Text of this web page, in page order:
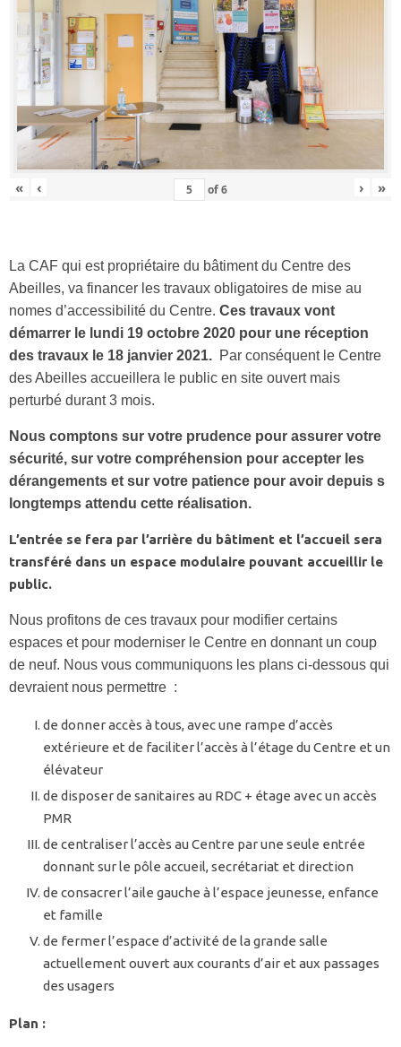
« ‹ of6 › »
La CAF qui est propriétaire du bâtiment du Centre des
Abeilles, va financer les travaux obligatoires de mise au
nomes d’accessibilité du Centre. Ces travaux vont
démarrer le lundi 19 octobre 2020 pour une réception
des travaux le 18 janvier 2021. Par conséquent le Centre
des Abeilles accueillera le public en site ouvert mais
perturbé durant 3 mois.
Nous comptons sur votre prudence pour assurer votre
sécurité, sur votre compréhension pour accepter les
dérangements et sur votre patience pour avoir depuis s
longtemps attendu cette réalisation.
L’entrée se fera par l’arrière du bâtiment et l’accueil sera
transféré dans un espace modulaire pouvant accueillir le
public.
Nous profitons de ces travaux pour modifier certains
espaces et pour moderniser le Centre en donnant un coup
de neuf. Nous vous communiquons les plans ci-dessous qui
devraient nous permettre :
de donner accès à tous, avec une rampe d’accès
extérieure et de faciliter l’accès à l’étage du Centre et un
élévateur
de disposer de sanitaires au RDC + étage avec un accès
PMR
de centraliser l’accès au Centre par une seule entrée
donnant sur le pôle accueil, secrétariat et direction
de consacrer l’aile gauche à l’espace jeunesse, enfance
et famille
de fermer l’espace d’activité de la grande salle
actuellement ouvert aux courants d’air et aux passages
des usagers
Plan :